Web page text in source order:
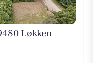
Løkken